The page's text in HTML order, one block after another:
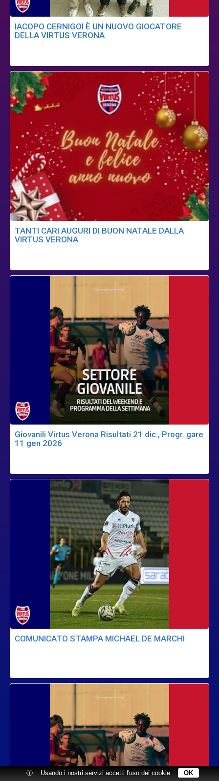
IACOPO CERNIGOI È UN NUOVO GIOCATORE
DELLA VIRTUS VERONA
TANTI CARI AUGURI DI BUON NATALE DALLA
VIRTUS VERONA
Giovanili Virtus Verona Risultati 21 dic., Progr. gare
11 gen 2026
COMUNICATO STAMPA MICHAEL DE MARCHI
ⓘ Usando i nostri servizi accetti l'uso dei cookie OK